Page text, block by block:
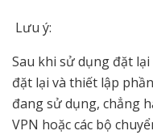
Lưu ý:
Sau khi sử dụng đặt
đặt lại và thiết lập
đang sử dụng, chẳng
VPN hoặc các bộ